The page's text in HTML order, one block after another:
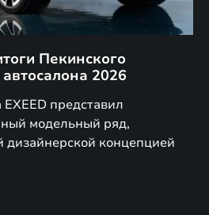
Пекинского
2026
представил
модельный ряд,
концепцией